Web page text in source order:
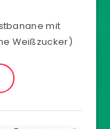
mit
Weißzucker)